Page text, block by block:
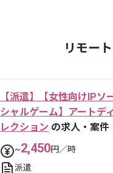
リモー
【派遣】【女性向けIPソ
シャルゲーム】アートデ
レクション の求人・案件
~2,450円／時
派遣